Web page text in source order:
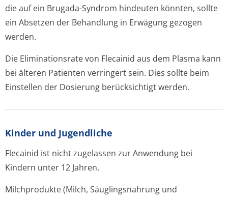
die auf ein Brugada-Syndrom hindeuten könnten, sollte
ein Absetzen der Behandlung in Erwägung gezogen
werden.
Die Eliminationsrate von Flecainid aus dem Plasma kann
bei älteren Patienten verringert sein. Dies sollte beim
Einstellen der Dosierung berücksichtigt werden.
Kinder und Jugendliche
Flecainid ist nicht zugelassen zur Anwendung bei
Kindern unter 12 Jahren.
Milchprodukte (Milch, Säuglingsnahrung und